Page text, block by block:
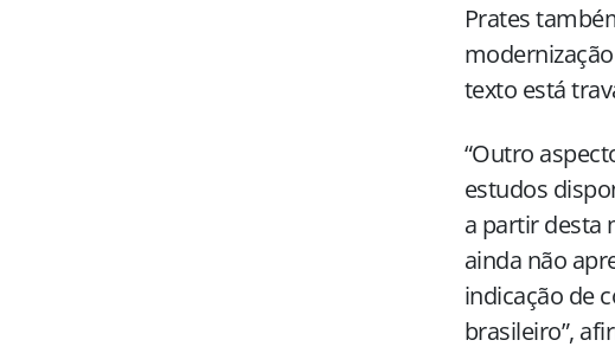
Prates
texto está
“Outro
estudos
a partir desta
ainda não
indicação de
brasileiro”,